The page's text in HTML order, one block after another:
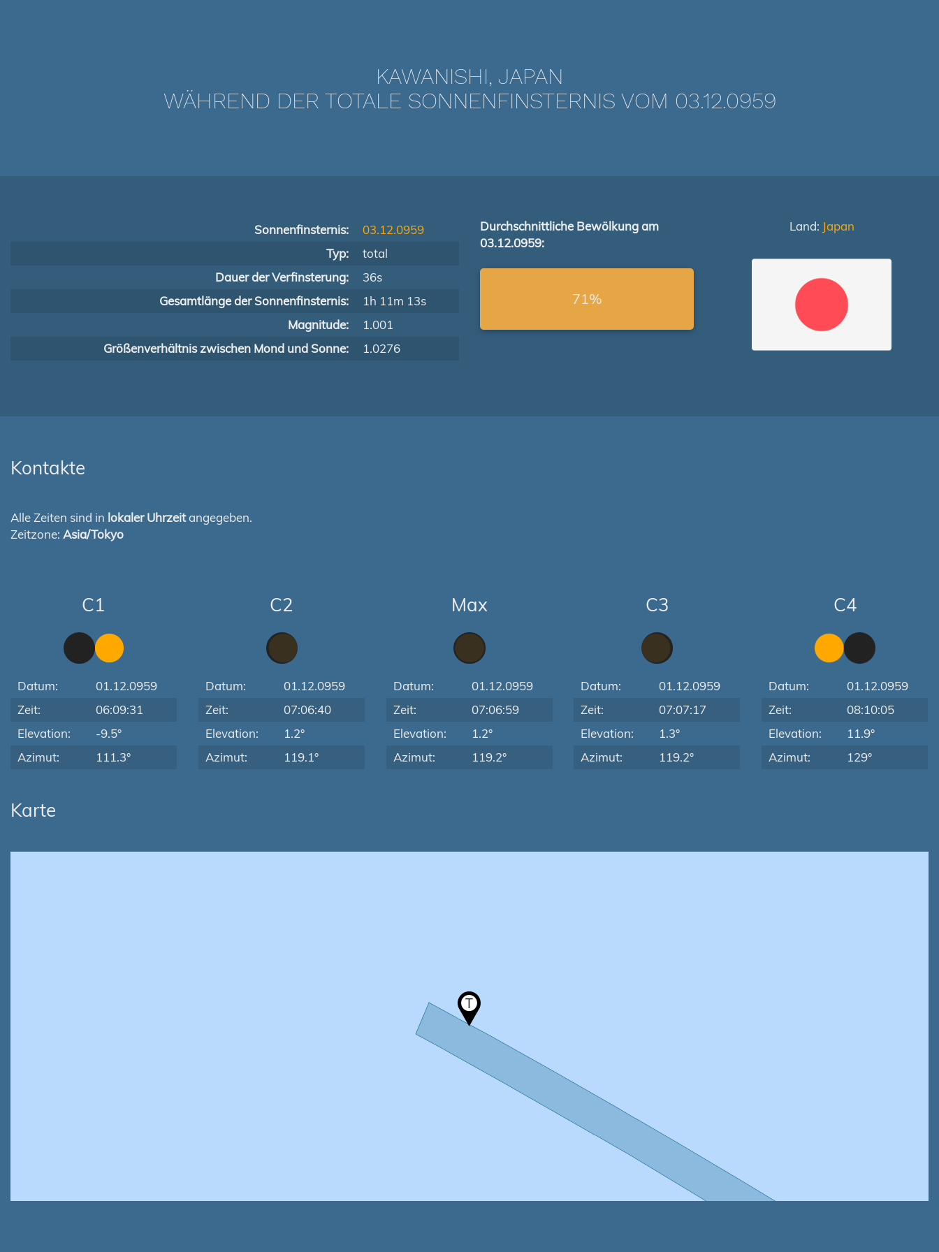
KAWANISHI, JAPAN
WÄHREND DER TOTALE SONNENFINSTERNIS VOM 03.12.0959
Sonnenfinsternis:
03.12.0959
Typ:
total
Dauer der Verfinsterung:
36s
Gesamtlänge der Sonnenfinsternis:
1h 11m 13s
Magnitude:
1.001
Größenverhältnis zwischen Mond und Sonne:
1.0276
Durchschnittliche Bewölkung am
03.12.0959:
71%
Land: Japan
Kontakte
Alle Zeiten sind in lokaler Uhrzeitangegeben.
Zeitzone: Asia/Tokyo
C1
Datum:
01.12.0959
Zeit:
06:09:31
Elevation:
-9.5°
Azimut:
111.3°
C2
Datum:
01.12.0959
Zeit:
07:06:40
Elevation:
1.2°
Azimut:
119.1°
Max
Datum:
01.12.0959
Zeit:
07:06:59
Elevation:
1.2°
Azimut:
119.2°
C3
Datum:
01.12.0959
Zeit:
07:07:17
Elevation:
1.3°
Azimut:
119.2°
C4
Datum:
01.12.0959
Zeit:
08:10:05
Elevation:
11.9°
Azimut:
129°
Karte